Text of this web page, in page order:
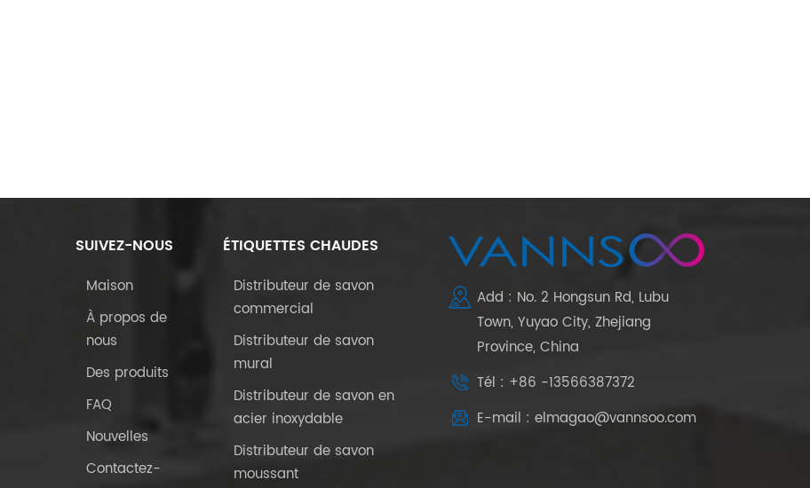
SUIVEZ-NOUS
Maison
À propos de
nous
Des produits
FAQ
Nouvelles
Contactez-
ÉTIQUETTES CHAUDES
Distributeur de savon
commercial
Distributeur de savon
mural
Distributeur de savon en
acier inoxydable
Distributeur de savon
moussant
Add : No. 2 Hongsun Rd, Lubu
Town, Yuyao City, Zhejiang
Province, China
Tél : +86 -13566387372
E-mail : elmagao@vannsoo.com